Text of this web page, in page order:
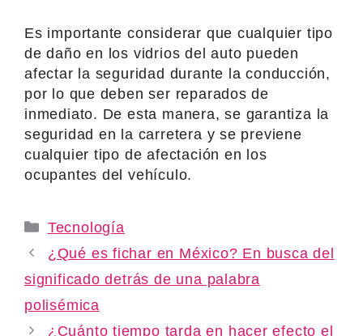
Es importante considerar que cualquier tipo
de daño en los vidrios del auto pueden
afectar la seguridad durante la conducción,
por lo que deben ser reparados de
inmediato. De esta manera, se garantiza la
seguridad en la carretera y se previene
cualquier tipo de afectación en los
ocupantes del vehículo.
Categories
Tecnología
¿Qué es fichar en México? En busca del
significado detrás de una palabra
polisémica
¿Cuánto tiempo tarda en hacer efecto el